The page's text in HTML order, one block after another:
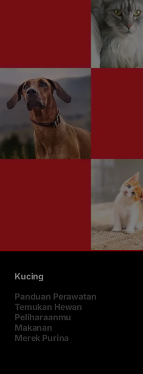
Kucing
Panduan Perawatan
Temukan Hewan
Peliharaanmu
Makanan
Merek Purina